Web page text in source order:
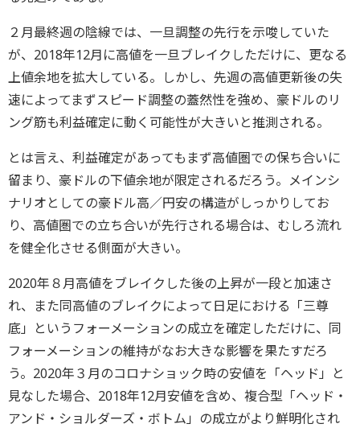
２月最終週の陰線では、一旦調整の先行を示唆していた
が、2018年12月に高値を一旦ブレイクしただけに、更なる
上値余地を拡大している。しかし、先週の高値更新後の失
速によってまずスピード調整の蓋然性を強め、豪ドルのリ
ング筋も利益確定に動く可能性が大きいと推測される。
とは言え、利益確定があってもまず高値圏での保ち合いに
留まり、豪ドルの下値余地が限定されるだろう。メインシ
ナリオとしての豪ドル高／円安の構造がしっかりしてお
り、高値圏での立ち合いが先行される場合は、むしろ流れ
を健全化させる側面が大きい。
2020年８月高値をブレイクした後の上昇が一段と加速さ
れ、また同高値のブレイクによって日足における「三尊
底」というフォーメーションの成立を確定しただけに、同
フォーメーションの維持がなお大きな影響を果たすだろ
う。2020年３月のコロナショック時の安値を「ヘッド」と
見なした場合、2018年12月安値を含め、複合型「ヘッド・
アンド・ショルダーズ・ボトム」の成立がより鮮明化され